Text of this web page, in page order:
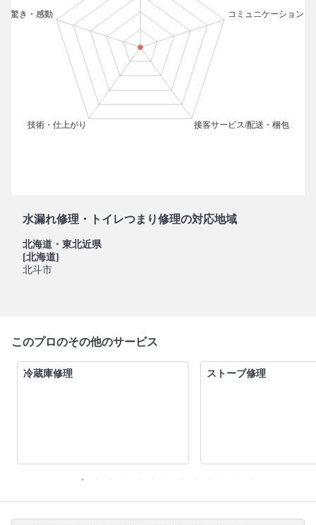
水漏れ修理・トイレつまり修理の対応地域
北海道・東北近県
[北海道]
北斗市
このプロのその他のサービス
冷蔵庫修理 ストーブ修理